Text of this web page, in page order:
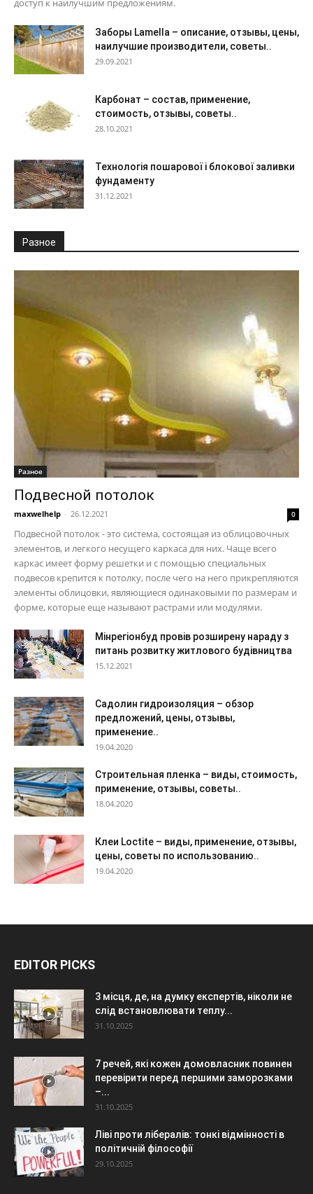
доступ к наилучшим предложениям.
Заборы Lamella – описание, отзывы, цены,
наилучшие производители, советы..
29.09.2021
Карбонат – состав, применение,
стоимость, отзывы, советы..
28.10.2021
Технологія пошарової і блокової заливки
фундаменту
31.12.2021
Разное
Разное
Подвесной потолок
maxwelhelp - 26.12.2021 0
Подвесной потолок - это система, состоящая из облицовочных
элементов, и легкого несущего каркаса для них. Чаще всего
каркас имеет форму решетки и с помощью специальных
подвесов крепится к потолку, после чего на него прикрепляются
элементы облицовки, являющиеся одинаковыми по размерам и
форме, которые еще называют растрами или модулями.
Мінрегіонбуд провів розширену нараду з
питань розвитку житлового будівництва
15.12.2021
Садолин гидроизоляция – обзор
предложений, цены, отзывы,
применение..
19.04.2020
Строительная пленка – виды, стоимость,
применение, отзывы, советы..
18.04.2020
Клеи Loctite – виды, применение, отзывы,
цены, советы по использованию..
19.04.2020
EDITOR PICKS
3 місця, де, на думку експертів, ніколи не
слід встановлювати теплу...
31.10.2025
7 речей, які кожен домовласник повинен
перевірити перед першими заморозками
–...
31.10.2025
Ліві проти лібералів: тонкі відмінності в
політичній філософії
29.10.2025